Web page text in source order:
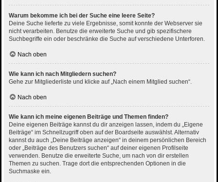
Warum bekomme ich bei der Suche eine leere Seite?
Deine Suche lieferte zu viele Ergebnisse, somit konnte der Webserver sie
nicht verarbeiten. Benutze die erweiterte Suche und gib spezifischere
Suchbegriffe ein oder beschränke die Suche auf verschiedene Unterforen.
Nach oben
Wie kann ich nach Mitgliedern suchen?
Gehe zur Mitgliederliste und klicke auf „Nach einem Mitglied suchen“.
Nach oben
Wie kann ich meine eigenen Beiträge und Themen finden?
Deine eigenen Beiträge kannst du dir anzeigen lassen, indem du „Eigene
Beiträge“ im Schnellzugriff oben auf der Boardseite auswählst. Alternativ
kannst du auch „Deine Beiträge anzeigen“ in deinem persönlichen Bereich
oder „Beiträge des Benutzers suchen“ auf deiner eigenen Profilseite
verwenden. Benutze die erweiterte Suche, um nach von dir erstellen
Themen zu suchen. Trage dort die entsprechenden Optionen in die
Suchmaske ein.